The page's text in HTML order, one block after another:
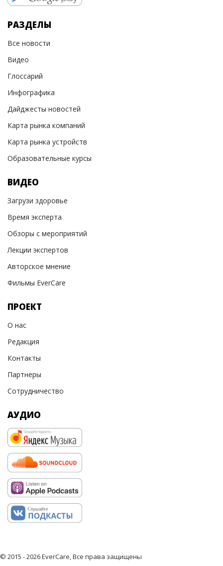
РАЗДЕЛЫ
Все новости
Видео
Глоссарий
Инфографика
Дайджесты новостей
Карта рынка компаний
Карта рынка устройств
Образовательные курсы
ВИДЕО
Загрузи здоровье
Время эксперта
Обзоры с мероприятий
Лекции экспертов
Авторское мнение
Фильмы EverCare
ПРОЕКТ
О нас
Редакция
Контакты
Партнеры
Сотрудничество
АУДИО
© 2015 - 2026 EverCare, Все права защищены